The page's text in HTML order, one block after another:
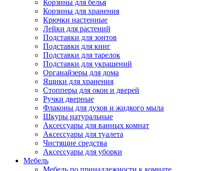
Корзины для белья
Корзины для хранения
Крючки настенные
Лейки для растений
Подставки для зонтов
Подставки для книг
Подставки для тарелок
Подставки для украшений
Органайзеры для дома
Ящики для хранения
Стопперы для окон и дверей
Ручки дверные
Флаконы для духов и жидкого мыла
Шкуры натуральные
Аксессуары для ванных комнат
Аксессуары для туалета
Чистящие средства
Аксессуары для уборки
Мебель
Мебель по принадлежности к комнате